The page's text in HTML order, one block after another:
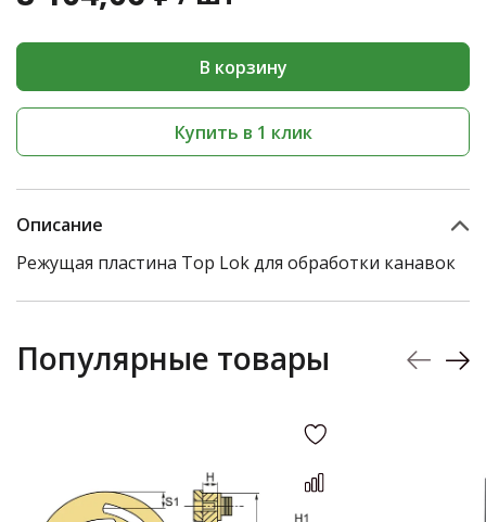
В корзину
Купить в 1 клик
Описание
Режущая пластина Top Lok для обработки канавок
Популярные товары